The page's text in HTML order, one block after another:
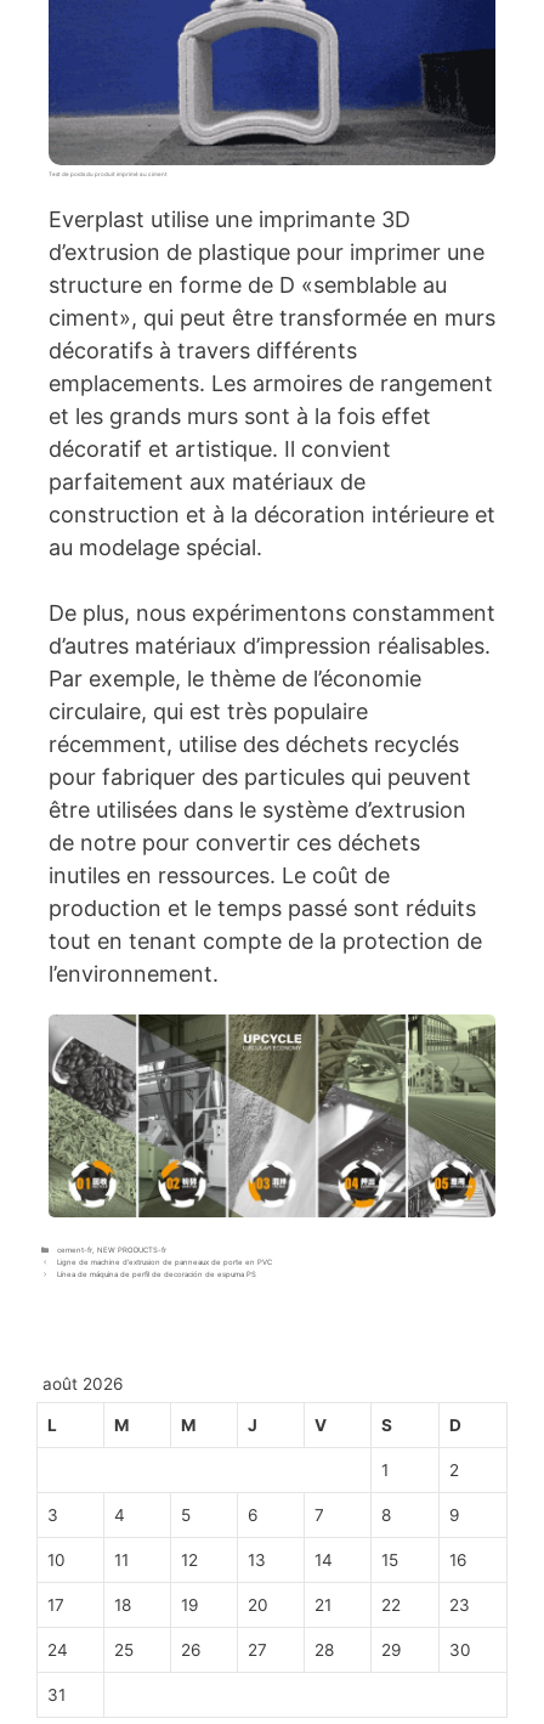
Test de poids du produit imprimé au ciment
Everplast utilise une imprimante 3D
d’extrusion de plastique pour imprimer une
structure en forme de D «semblable au
ciment», qui peut être transformée en murs
décoratifs à travers différents
emplacements. Les armoires de rangement
et les grands murs sont à la fois effet
décoratif et artistique. Il convient
parfaitement aux matériaux de
construction et à la décoration intérieure et
au modelage spécial.
De plus, nous expérimentons constamment
d’autres matériaux d’impression réalisables.
Par exemple, le thème de l’économie
circulaire, qui est très populaire
récemment, utilise des déchets recyclés
pour fabriquer des particules qui peuvent
être utilisées dans le système d’extrusion
de notre pour convertir ces déchets
inutiles en ressources. Le coût de
production et le temps passé sont réduits
tout en tenant compte de la protection de
l’environnement.
cement-fr, NEW PRODUCTS-fr
Ligne de machine d’extrusion de panneaux de porte en PVC
Línea de máquina de perfil de decoración de espuma PS
août 2026
L M M J V S D
1 2
3 4 5 6 7 8 9
10 11 12 13 14 15 16
17 18 19 20 21 22 23
24 25 26 27 28 29 30
31